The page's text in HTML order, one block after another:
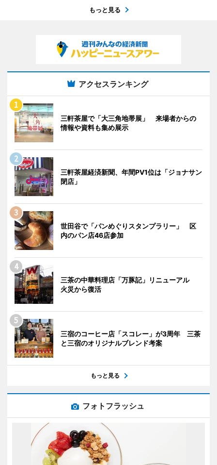
もっと見る
アクセスランキング
三軒茶屋で「大三角地帯展」 来場者からの
情報や資料も集め展示
三軒茶屋経済新聞、年間PV1位は「ジョナサン
閉店」
世田谷で「パンめぐりスタンプラリー」 区
内のパン店46店参加
三茶の中華料理店「万豚記」リニューアル
火災から復活
三宿のコーヒー店「スコレー」が3周年 三茶
と三宿のオリジナルブレンド考案
もっと見る
フォトフラッシュ